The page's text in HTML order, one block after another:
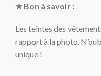
★ Bon à savoir :
Les teintes des
rapport à la photo.
unique !